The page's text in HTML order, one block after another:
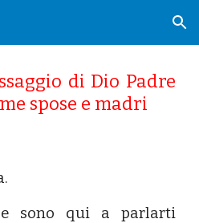
Skip to navigation
di Dio Padre
spose e madri
e sono qui a parlarti